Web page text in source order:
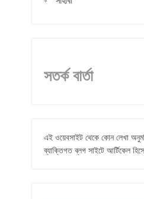
সতর্ক বার্তা
এই ওয়েবসাইট থেকে কোন লেখা
ব্যাক্তিগত ব্লগ সাইটে আর্টিকেল